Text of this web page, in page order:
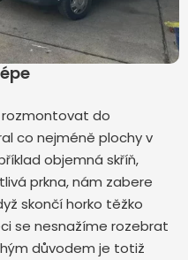
rozmontovat do
co nejméně plochy v
objemná skříň,
prkna, nám zabere
skončí horko těžko
se nesnažíme rozebrat
důvodem je totiž